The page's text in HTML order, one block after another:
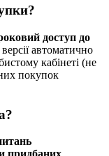
доступ до
автоматично
кабінеті (не
покупок